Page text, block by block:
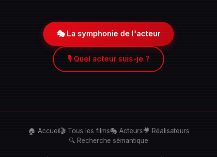
🎭 La symphonie de l'acteur
🎙️ Quel acteur suis-je ?
🏠 Accueil 🎬 Tous les films🎭 Acteurs🎥 Réalisateurs
🔍 Recherche sémantique